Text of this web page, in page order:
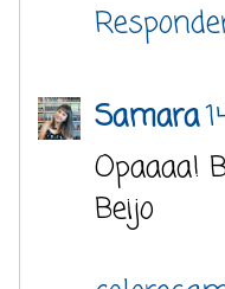
Samara
Opaaaa!
Beijo